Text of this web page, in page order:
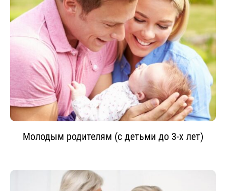
Молодым родителям (с детьми до 3-х лет)